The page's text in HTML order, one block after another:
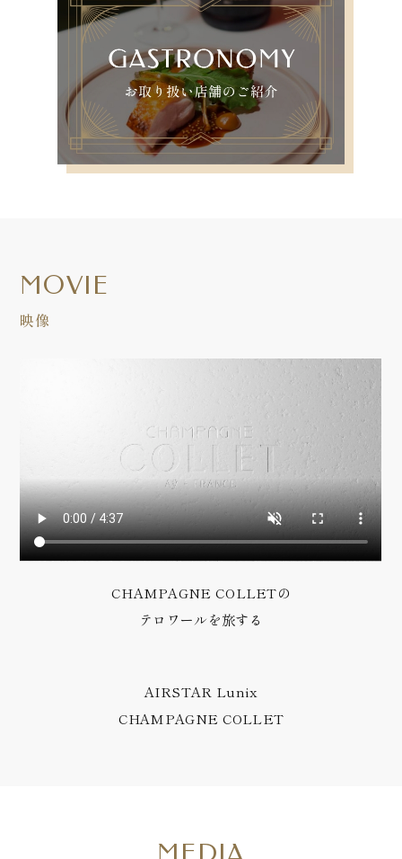
MOVIE
映像
CHAMPAGNE COLLETの
テロワールを旅する
AIRSTAR Lunix
CHAMPAGNE COLLET